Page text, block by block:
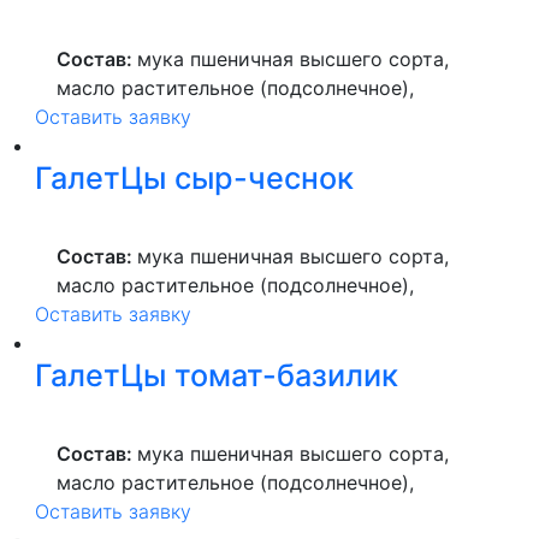
Состав: мука пшеничная высшего сорта,
масло растительное (подсолнечное),
продукты яичные, отруби пшеничные,
овсяные хлопья, соль.
Оставить заявку
ГалетЦы сыр-чеснок
Состав: мука пшеничная высшего сорта,
масло растительное (подсолнечное),
продукты яичные, сыр (молоко
использованием мезофильных
молочнокислых микроорганизмов,
препарат животного происхождения СГ-50,
пищевой соли, уплотнителя: хлорида
кальция (Е509), ферментный препарат
Оставить заявку
ГалетЦы томат-базилик
Состав: мука пшеничная высшего сорта,
масло растительное (подсолнечное),
продукты яичные, томатная паста
Оставить заявку